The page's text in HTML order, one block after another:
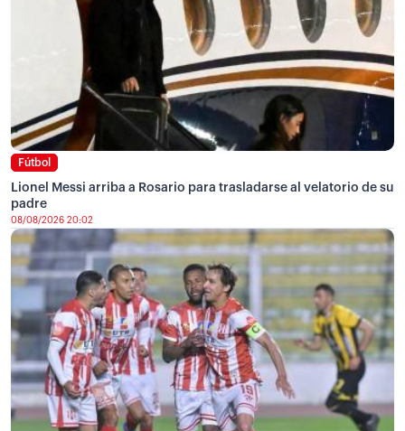
Fútbol
Lionel Messi arriba a Rosario para trasladarse al velatorio de su
padre
08/08/2026 20:02